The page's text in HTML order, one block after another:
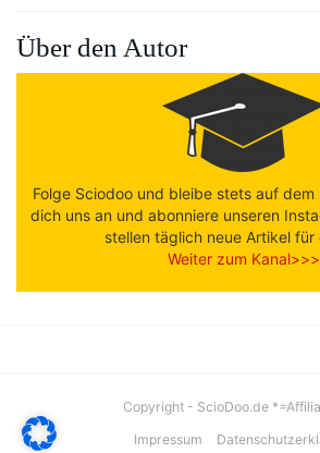
Über den Autor
Folge Sciodoo und bleibe stets auf
dich uns an und abonniere unseren
stellen täglich neue Artikel für
Weiter zum Kanal>>>
Copyright - ScioDoo.de
Impressum